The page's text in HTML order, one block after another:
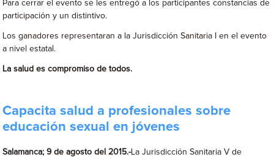
Para cerrar el evento se les entregó a los participantes constancias de
participación y un distintivo.
Los ganadores representaran a la Jurisdicción Sanitaria I en el evento
a nivel estatal.
La salud es compromiso de todos.
Capacita salud a profesionales sobre
educación sexual en jóvenes
Salamanca; 9 de agosto del 2015.-La Jurisdicción Sanitaria V de